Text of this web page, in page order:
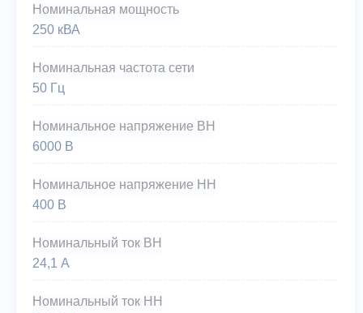
Номинальная мощность
250 кВА
Номинальная частота сети
50 Гц
Номинальное напряжение ВН
6000 В
Номинальное напряжение НН
400 В
Номинальный ток ВН
24,1 А
Номинальный ток НН